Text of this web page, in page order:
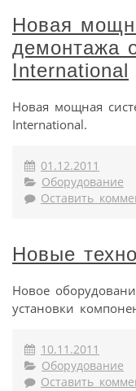
Новая
демонтажа
International
Новая мощная
International.
01.12.2011
Оборудование
Оставить
Новые
Новое
установки
10.11.2011
Оборудование
Оставить